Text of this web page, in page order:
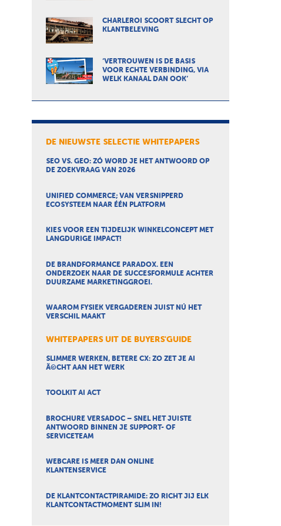
CHARLEROI SCOORT SLECHT OP
KLANTBELEVING
‘VERTROUWEN IS DE BASIS
VOOR ECHTE VERBINDING, VIA
WELK KANAAL DAN OOK’
DE NIEUWSTE SELECTIE WHITEPAPERS
SEO VS. GEO: ZÓ WORD JE HET ANTWOORD OP
DE ZOEKVRAAG VAN 2026
UNIFIED COMMERCE; VAN VERSNIPPERD
ECOSYSTEEM NAAR ÉÉN PLATFORM
KIES VOOR EEN TIJDELIJK WINKELCONCEPT MET
LANGDURIGE IMPACT!
DE BRANDFORMANCE PARADOX. EEN
ONDERZOEK NAAR DE SUCCESFORMULE ACHTER
DUURZAME MARKETINGGROEI.
WAAROM FYSIEK VERGADEREN JUIST NÚ HET
VERSCHIL MAAKT
WHITEPAPERS UIT DE BUYERS'GUIDE
SLIMMER WERKEN, BETERE CX: ZO ZET JE AI
Ã©CHT AAN HET WERK
TOOLKIT AI ACT
BROCHURE VERSADOC – SNEL HET JUISTE
ANTWOORD BINNEN JE SUPPORT- OF
SERVICETEAM
WEBCARE IS MEER DAN ONLINE
KLANTENSERVICE
DE KLANTCONTACTPIRAMIDE: ZO RICHT JIJ ELK
KLANTCONTACTMOMENT SLIM IN!